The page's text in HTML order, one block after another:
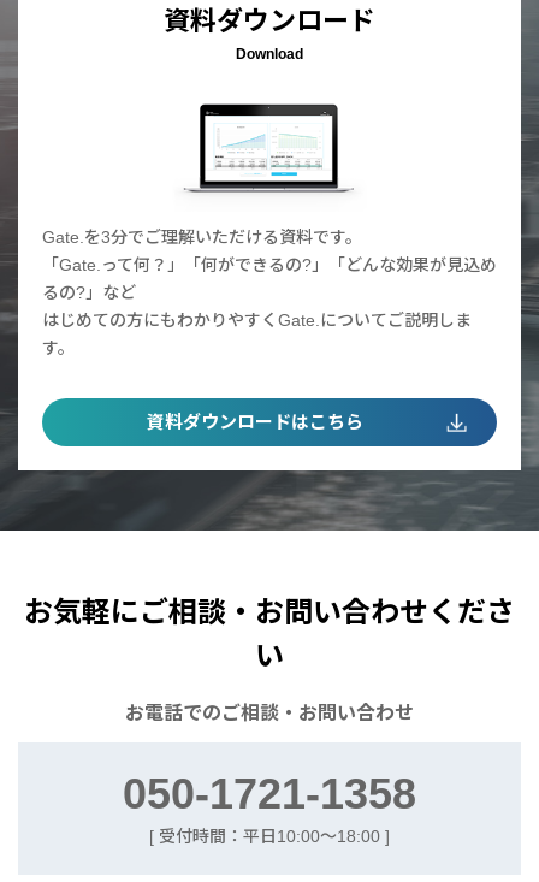
資料ダウンロード
Download
Gate.を3分でご理解いただける資料です。
「Gate.って何？」「何ができるの?」「どんな効果が見込め
るの?」など
はじめての方にもわかりやすくGate.についてご説明しま
す。
資料ダウンロードはこちら
お気軽にご相談・お問い合わせくださ
い
お電話でのご相談・お問い合わせ
050-1721-1358
[ 受付時間：平日10:00〜18:00 ]